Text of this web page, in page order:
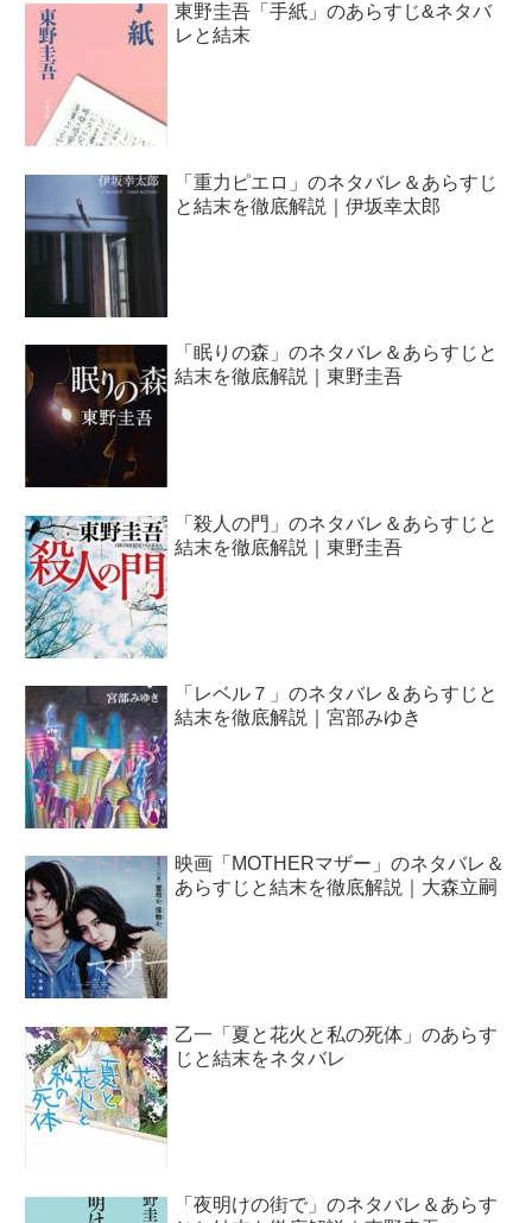
東野圭吾「手紙」のあらすじ&ネタバ
レと結末
「重力ピエロ」のネタバレ＆あらすじ
と結末を徹底解説｜伊坂幸太郎
「眠りの森」のネタバレ＆あらすじと
結末を徹底解説｜東野圭吾
「殺人の門」のネタバレ＆あらすじと
結末を徹底解説｜東野圭吾
「レベル７」のネタバレ＆あらすじと
結末を徹底解説｜宮部みゆき
映画「MOTHERマザー」のネタバレ＆
あらすじと結末を徹底解説｜大森立嗣
乙一「夏と花火と私の死体」のあらす
じと結末をネタバレ
「夜明けの街で」のネタバレ＆あらす